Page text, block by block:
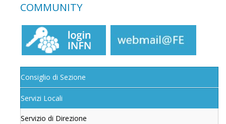
COMMUNITY
Consiglio di Sezione
Servizi Locali
Servizio di Direzione